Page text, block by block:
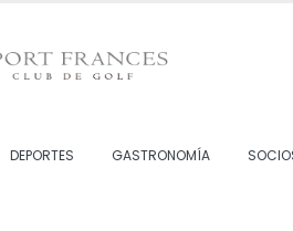
DEPORTES GASTRONOMÍA